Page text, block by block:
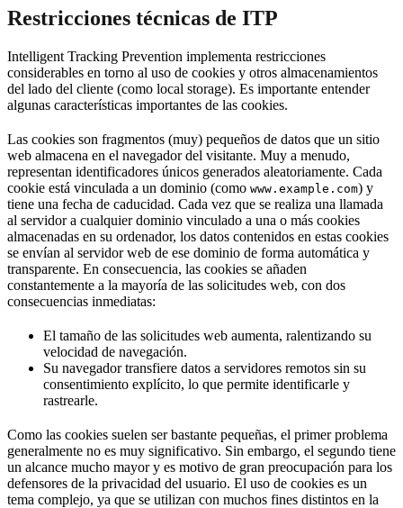
Restricciones técnicas de ITP
Intelligent Tracking Prevention implementa restricciones
considerables en torno al uso de cookies y otros almacenamientos
del lado del cliente (como local storage). Es importante entender
algunas características importantes de las cookies.
Las cookies son fragmentos (muy) pequeños de datos que un sitio
web almacena en el navegador del visitante. Muy a menudo,
representan identificadores únicos generados aleatoriamente. Cada
cookie está vinculada a un dominio (como www.example.com) y
tiene una fecha de caducidad. Cada vez que se realiza una llamada
al servidor a cualquier dominio vinculado a una o más cookies
almacenadas en su ordenador, los datos contenidos en estas cookies
se envían al servidor web de ese dominio de forma automática y
transparente. En consecuencia, las cookies se añaden
constantemente a la mayoría de las solicitudes web, con dos
consecuencias inmediatas:
El tamaño de las solicitudes web aumenta, ralentizando su
velocidad de navegación.
Su navegador transfiere datos a servidores remotos sin su
consentimiento explícito, lo que permite identificarle y
rastrearle.
Como las cookies suelen ser bastante pequeñas, el primer problema
generalmente no es muy significativo. Sin embargo, el segundo tiene
un alcance mucho mayor y es motivo de gran preocupación para los
defensores de la privacidad del usuario. El uso de cookies es un
tema complejo, ya que se utilizan con muchos fines distintos en la